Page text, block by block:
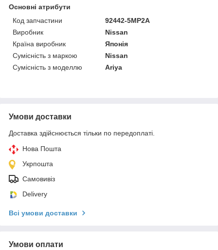
Основні атрибути
Код запчастини
92442-5MP2A
Виробник
Nissan
Країна виробник
Японія
Сумісність з маркою
Nissan
Сумісність з моделлю
Ariya
Умови доставки
Доставка здійснюється тільки по передоплаті.
Нова Пошта
Укрпошта
Самовивіз
Delivery
Всі умови доставки
Умови оплати